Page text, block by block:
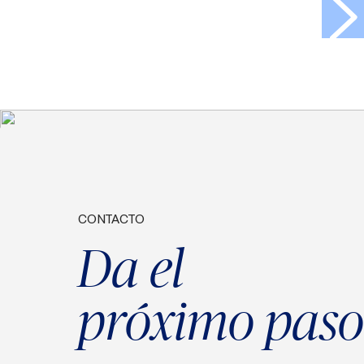
CONTACTO
Da el
próximo paso